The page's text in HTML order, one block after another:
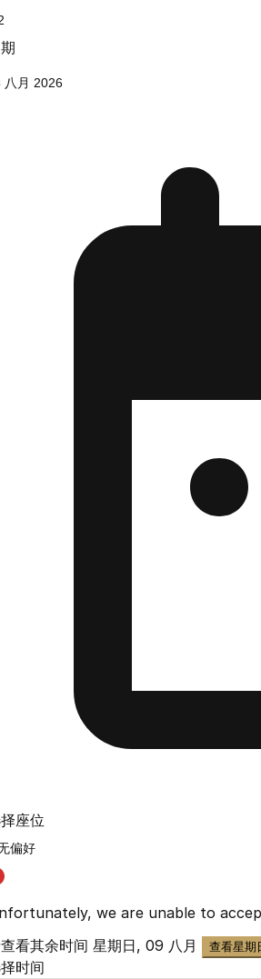
座位
we are unable to
看其余时间 星期日, 09 八月 查看星期
时间